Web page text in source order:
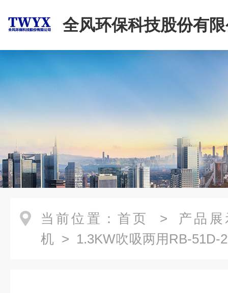
全风环保科技股份有
当前位置： 首页 > 产品展
机 > 1.3KW吹吸两用RB-51D-